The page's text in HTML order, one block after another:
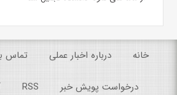
خانه درباره اخبار عملی تماس
درخواست پویش خبر RSS